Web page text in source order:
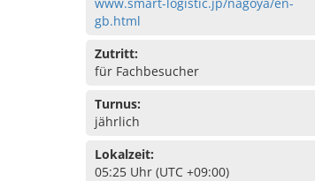
gb.html
Zutritt:
für Fachbesucher
Turnus:
jährlich
Lokalzeit:
05:25 Uhr (UTC +09:00)